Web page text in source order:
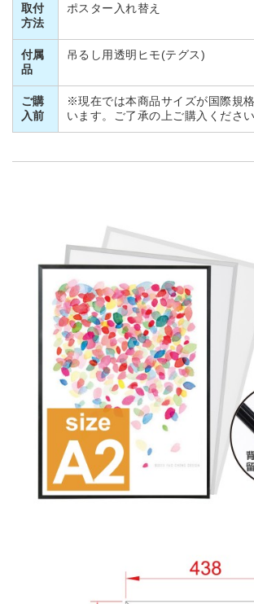
取付
方法
ポスター入れ替え
付属
品
吊るし用透明ヒモ(テグス)
ご購
入前
※現在では本商品サイズが国際規
います。ご了承の上ご購入ください